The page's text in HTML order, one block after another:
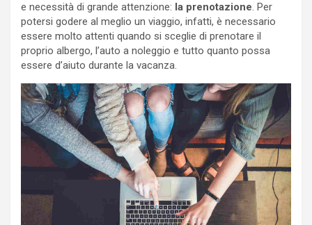
e necessità di grande attenzione: la prenotazione. Per
potersi godere al meglio un viaggio, infatti, è necessario
essere molto attenti quando si sceglie di prenotare il
proprio albergo, l’auto a noleggio e tutto quanto possa
essere d’aiuto durante la vacanza.